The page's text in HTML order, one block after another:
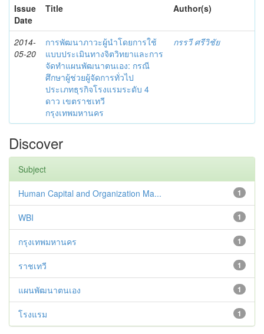
Issue
Date
Title Author(s)
2014-
05-20
การพัฒนาภาวะผู้นำโดยการใช้
แบบประเมินทางจิตวิทยาและการ
จัดทำแผนพัฒนาตนเอง: กรณี
ศึกษาผู้ช่วยผู้จัดการทั่วไป
ประเภทธุรกิจโรงแรมระดับ 4
ดาว เขตราชเทวี
กรุงเทพมหานคร
กรรวี ศรีวิชัย
Discover
Subject
1
Human Capital and Organization Ma...
1
WBI
1
กรุงเทพมหานคร
1
ราชเทวี
1
แผนพัฒนาตนเอง
1
โรงแรม